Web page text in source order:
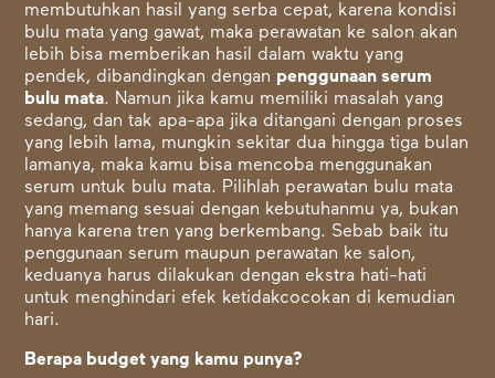
membutuhkan hasil yang serba cepat, karena kondisi
bulu mata yang gawat, maka perawatan ke salon akan
lebih bisa memberikan hasil dalam waktu yang
pendek, dibandingkan dengan penggunaan serum
bulu mata. Namun jika kamu memiliki masalah yang
sedang, dan tak apa-apa jika ditangani dengan proses
yang lebih lama, mungkin sekitar dua hingga tiga bulan
lamanya, maka kamu bisa mencoba menggunakan
serum untuk bulu mata. Pilihlah perawatan bulu mata
yang memang sesuai dengan kebutuhanmu ya, bukan
hanya karena tren yang berkembang. Sebab baik itu
penggunaan serum maupun perawatan ke salon,
keduanya harus dilakukan dengan ekstra hati-hati
untuk menghindari efek ketidakcocokan di kemudian
hari.
Berapa budget yang kamu punya?